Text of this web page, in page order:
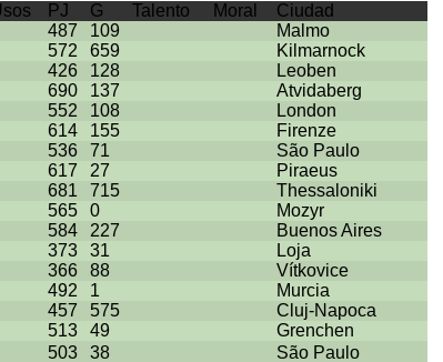
PJ G Talento Moral
Ciudad
487 109
Malmo
572 659
Kilmarnock
426 128
Leoben
690 137
Atvidaberg
552 108
London
614 155
Firenze
536 71
São Paulo
617 27
Piraeus
681 715
Thessaloniki
565 0
Mozyr
584 227
Buenos Aires
373 31
Loja
366 88
Vítkovice
492 1
Murcia
457 575
Cluj-Napoca
513 49
Grenchen
503 38 São Paulo